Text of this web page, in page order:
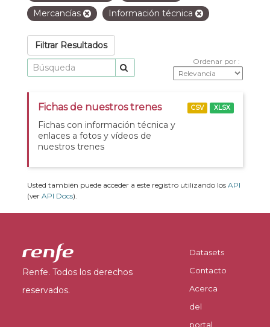
Mercancías
Información técnica
Filtrar Resultados
Ordenar por
Fichas de nuestros trenes
Fichas con información técnica y
enlaces a fotos y vídeos de
nuestros trenes
CSV XLSX
Usted también puede acceder a este registro utilizando los API
(ver API Docs).
Renfe. Todos los derechos
reservados.
Datasets
Contacto
Acerca
del
portal